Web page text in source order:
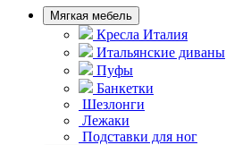
Мягкая мебель
Кресла Италия
Итальянские диваны
Пуфы
Банкетки
Шезлонги
Лежаки
Подставки для ног